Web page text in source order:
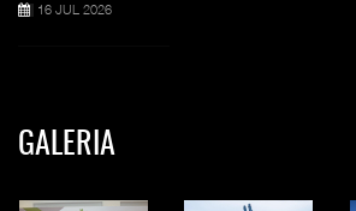
16 JUL 2026
GALERIA